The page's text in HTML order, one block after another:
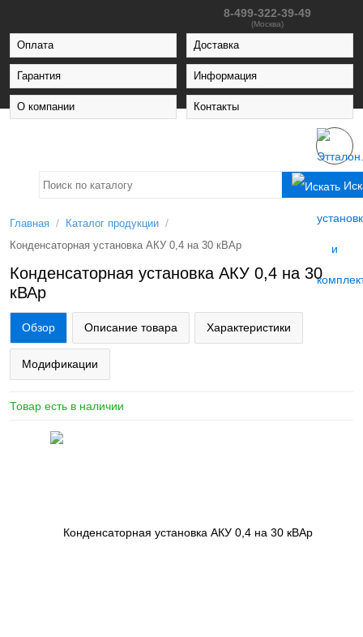
8-499-322-39-49
(Москва)
Оплата Доставка
Гарантия Информация
О компании Контакты
Главная / Каталог продукции /
Конденсаторная установка АКУ 0,4 на 30 кВАр
Конденсаторная установка АКУ 0,4 на 30
кВАр
Обзор Описание товара Характеристики
Модификации
Товар есть в наличии